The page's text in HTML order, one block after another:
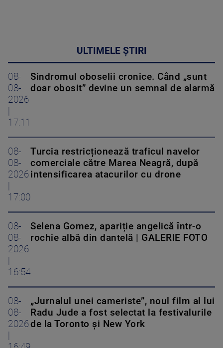
ULTIMELE ȘTIRI
08-
08-
2026
17:11
Sindromul oboselii cronice. Când „sunt
doar obosit” devine un semnal de alarmă
08-
08-
2026
17:00
Turcia restricționează traficul navelor
comerciale către Marea Neagră, după
intensificarea atacurilor cu drone
08-
08-
2026
16:54
Selena Gomez, apariție angelică într-o
rochie albă din dantelă | GALERIE FOTO
08-
08-
2026
„Jurnalul unei cameriste”, noul film al lui
Radu Jude a fost selectat la festivalurile
de la Toronto și New York